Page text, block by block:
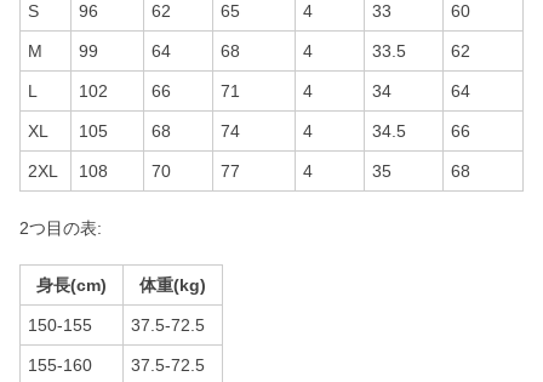
S 96 62 65 4 33 60
M 99 64 68 4 33.5 62
L 102 66 71 4 34 64
XL 105 68 74 4 34.5 66
2XL 108 70 77 4 35 68
2つ目の表:
身長(cm) 体重(kg)
150-155 37.5-72.5
155-160 37.5-72.5